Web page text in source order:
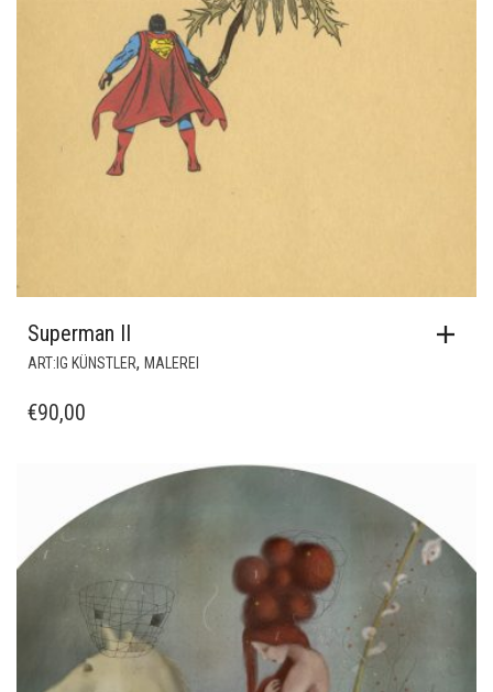
Superman II
ART:IG KÜNSTLER, MALEREI
€90,00